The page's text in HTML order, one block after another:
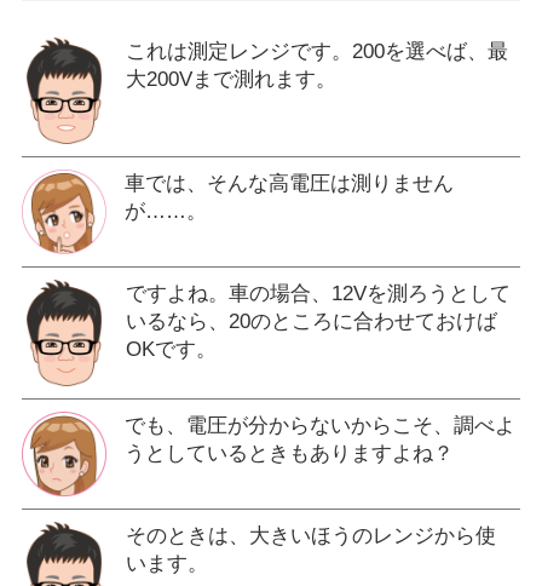
これは測定レンジです。200を選べば、最
大200Vまで測れます。
車では、そんな高電圧は測りません
が……。
ですよね。車の場合、12Vを測ろうとして
いるなら、20のところに合わせておけば
OKです。
でも、電圧が分からないからこそ、調べよ
うとしているときもありますよね？
そのときは、大きいほうのレンジから使
います。